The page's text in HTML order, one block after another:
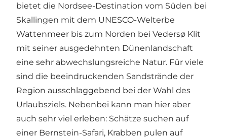
bietet die Nordsee-Destination vom Süden bei
Skallingen mit dem UNESCO-Welterbe
Wattenmeer bis zum Norden bei Vedersø Klit
mit seiner ausgedehnten Dünenlandschaft
eine sehr abwechslungsreiche Natur. Für viele
sind die beeindruckenden Sandstrände der
Region ausschlaggebend bei der Wahl des
Urlaubsziels. Nebenbei kann man hier aber
auch sehr viel erleben: Schätze suchen auf
einer Bernstein-Safari, Krabben pulen auf